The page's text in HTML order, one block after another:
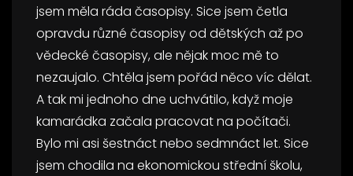
jsem měla ráda časopisy. Sice jsem četla
opravdu různé časopisy od dětských až po
vědecké časopisy, ale nějak moc mě to
nezaujalo. Chtěla jsem pořád něco víc dělat.
A tak mi jednoho dne uchvátilo, když moje
kamarádka začala pracovat na počítači.
Bylo mi asi šestnáct nebo sedmnáct let. Sice
jsem chodila na ekonomickou střední školu,